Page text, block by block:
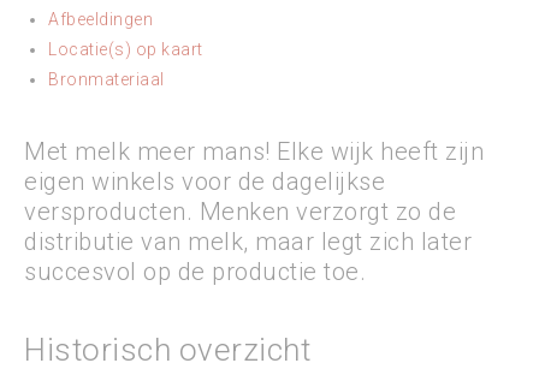
Afbeeldingen
Locatie(s) op kaart
Bronmateriaal
Met melk meer mans! Elke wijk heeft zijn
eigen winkels voor de dagelijkse
versproducten. Menken verzorgt zo de
distributie van melk, maar legt zich later
succesvol op de productie toe.
Historisch overzicht